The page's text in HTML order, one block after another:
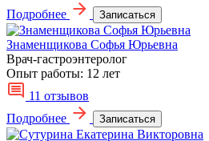
Подробнее
Записаться
Знаменщикова Софья Юрьевна
Врач-гастроэнтеролог
Опыт работы: 12 лет
11 отзывов
Подробнее
Записаться